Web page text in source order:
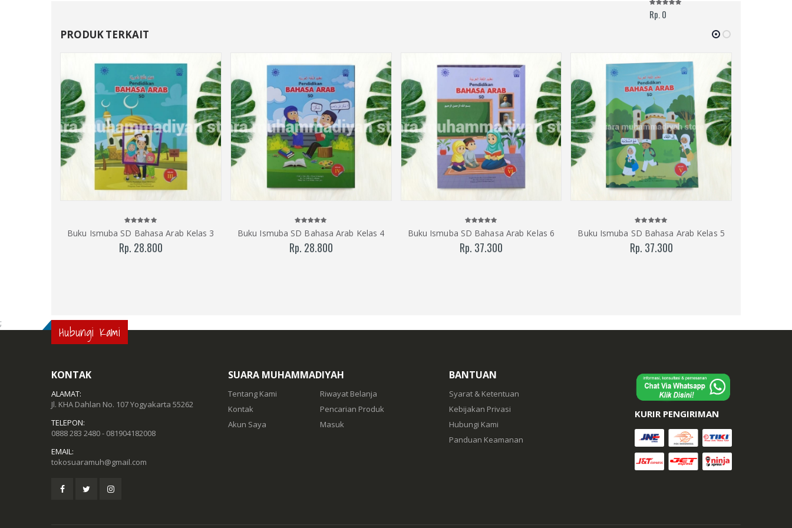
Rp. 0
PRODUK TERKAIT
Buku Ismuba SD Bahasa Arab Kelas 3
Rp. 28.800
Buku Ismuba SD Bahasa Arab Kelas 4
Rp. 28.800
Buku Ismuba SD Bahasa Arab Kelas 6
Rp. 37.300
Buku Ismuba SD Bahasa Arab Kelas 5
Rp. 37.300
; Hubungi Kami
KONTAK
ALAMAT:
Jl. KHA Dahlan No. 107 Yogyakarta 55262
TELEPON:
0888 283 2480 - 081904182008
EMAIL:
tokosuaramuh@gmail.com
SUARA MUHAMMADIYAH
Tentang Kami
Kontak
Akun Saya
Riwayat Belanja
Pencarian Produk
Masuk
BANTUAN
Syarat & Ketentuan
Kebijakan Privasi
Hubungi Kami
Panduan Keamanan
KURIR PENGIRIMAN